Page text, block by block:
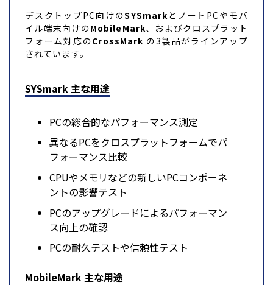
デスクトップPC向けのSYSmarkとノートPCやモバ
イル端末向けのMobileMark、およびクロスプラット
フォーム対応のCrossMark の3製品がラインアップ
されています。
SYSmark 主な用途
PCの総合的なパフォーマンス測定
異なるPCをクロスプラットフォームでパ
フォーマンス比較
CPUやメモリなどの新しいPCコンポーネ
ントの影響テスト
PCのアップグレードによるパフォーマン
ス向上の確認
PCの耐久テストや信頼性テスト
MobileMark 主な用途